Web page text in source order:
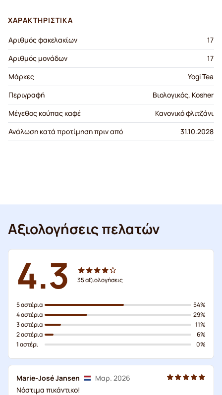
ΧΑΡΑΚΤΗΡΙΣΤΙΚΆ
Αριθμός φακελακίων
17
Αριθμός μονάδων
17
Μάρκες
Yogi Tea
Περιγραφή
Βιολογικός, Kosher
Μέγεθος κούπας καφέ
Κανονικό φλιτζάνι
Ανάλωση κατά προτίμηση πριν από
31.10.2028
Αξιολογήσεις πελατών
4.3 35αξιολογήσεις
5 αστέρια
4 αστέρια
3 αστέρια
2 αστέρια
1 αστέρι
54%
29%
11%
6%
0%
Marie-José Jansen
Μαρ. 2026
Νόστιμα πικάντικο!